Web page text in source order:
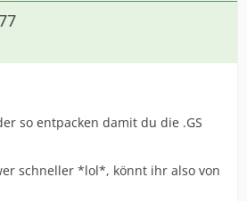
so entpacken damit du die .GS
schneller *lol*, könnt ihr also von